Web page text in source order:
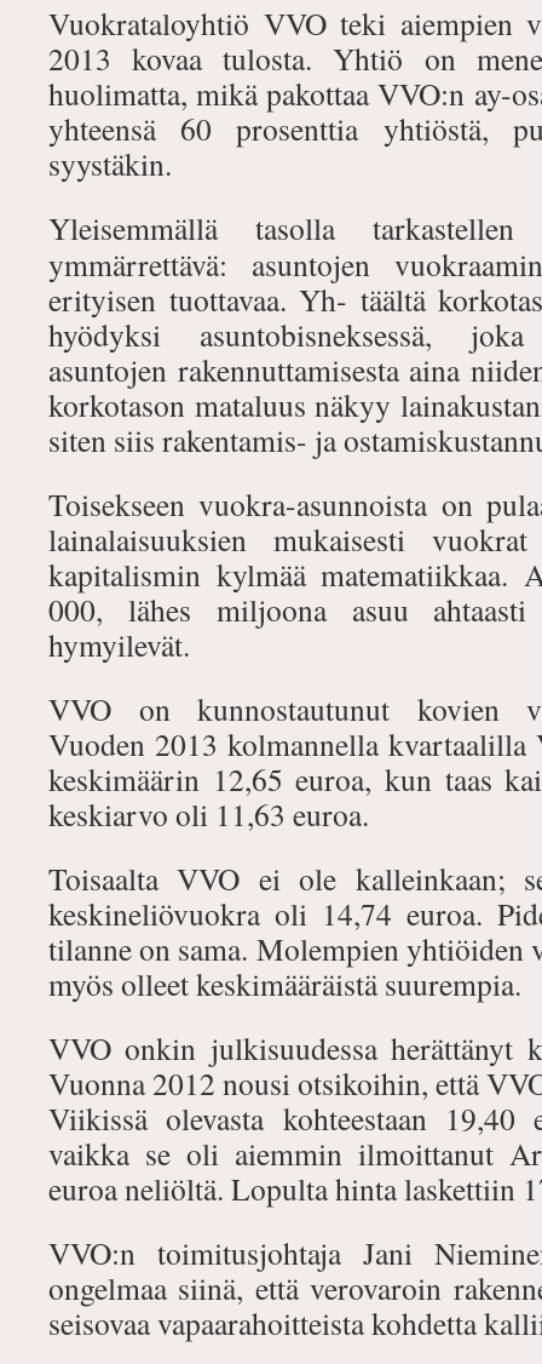
Vuokrataloyhtiö VVO teki aiempien
2013 kovaa tulosta. Yhtiö on
huolimatta, mikä pakottaa VVO:n ay-
yhteensä 60 prosenttia yhtiöstä,
syystäkin.
Yleisemmällä tasolla
ymmärrettävä: asuntojen
erityisen tuottavaa. Yh- täältä
hyödyksi asuntobisneksessä,
asuntojen rakennuttamisesta aina
korkotason mataluus näkyy
siten siis rakentamis- ja
Toisekseen vuokra-asunnoista on
lainalaisuuksien mukaisesti
kapitalismin kylmää matematiikkaa.
000, lähes miljoona asuu
hymyilevät.
VVO on kunnostautunut kovien
Vuoden 2013 kolmannella
keskimäärin 12,65 euroa, kun taas
keskiarvo oli 11,63 euroa.
Toisaalta VVO ei ole kalleinkaan;
keskineliövuokra oli 14,74 euroa.
tilanne on sama. Molempien yhtiöiden
myös olleet keskimääräistä suurempia.
VVO onkin julkisuudessa herättänyt
Vuonna 2012 nousi otsikoihin, että
Viikissä olevasta kohteestaan
vaikka se oli aiemmin ilmoittanut
euroa neliöltä. Lopulta hinta laskettiin
VVO:n toimitusjohtaja Jani
ongelmaa siinä, että verovaroin
seisovaa vapaarahoitteista kohdetta